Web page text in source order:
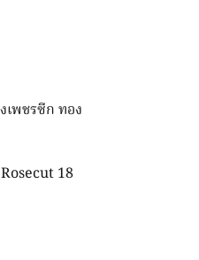
พชรซีก ทอง
18